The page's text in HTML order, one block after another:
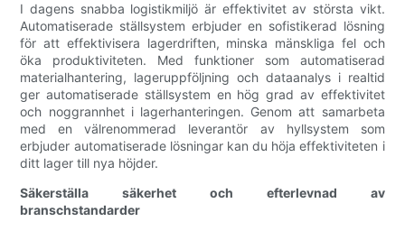
I dagens snabba logistikmiljö är effektivitet av största vikt.
Automatiserade ställsystem erbjuder en sofistikerad lösning
för att effektivisera lagerdriften, minska mänskliga fel och
öka produktiviteten. Med funktioner som automatiserad
materialhantering, lageruppföljning och dataanalys i realtid
ger automatiserade ställsystem en hög grad av effektivitet
och noggrannhet i lagerhanteringen. Genom att samarbeta
med en välrenommerad leverantör av hyllsystem som
erbjuder automatiserade lösningar kan du höja effektiviteten i
ditt lager till nya höjder.
Säkerställa säkerhet och efterlevnad av
branschstandarder